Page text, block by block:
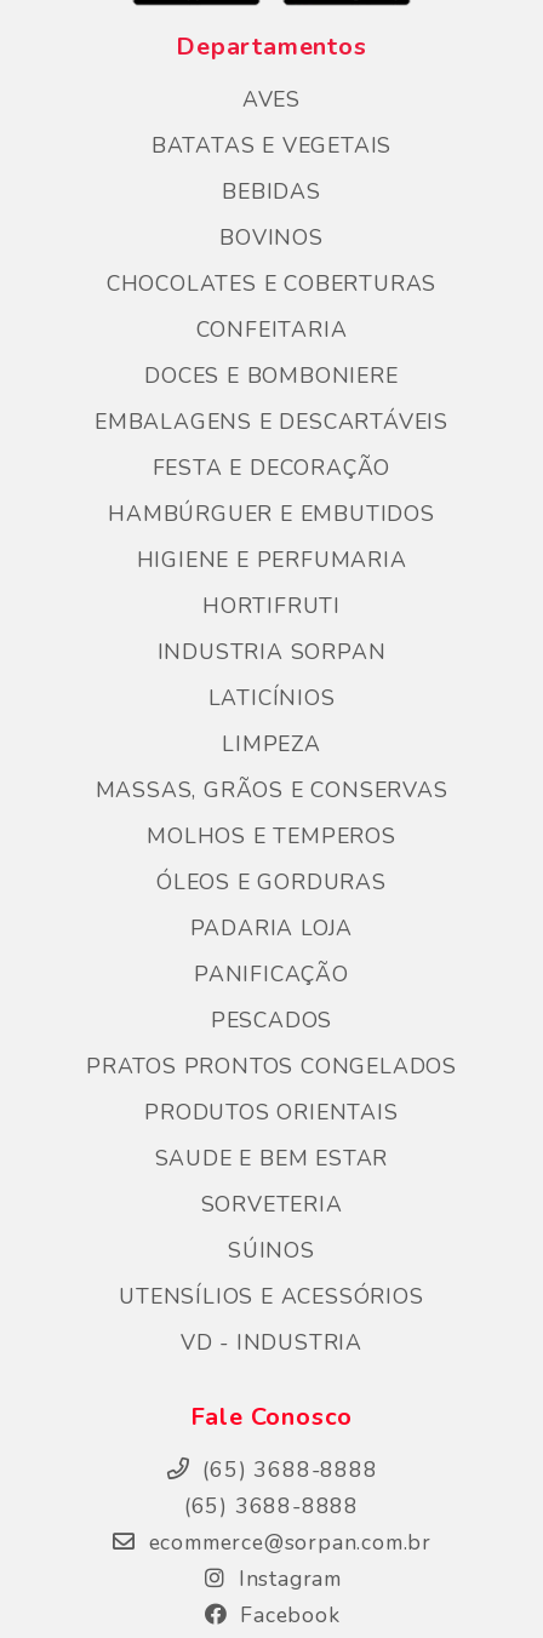
Departamentos
AVES
BATATAS E VEGETAIS
BEBIDAS
BOVINOS
CHOCOLATES E COBERTURAS
CONFEITARIA
DOCES E BOMBONIERE
EMBALAGENS E DESCARTÁVEIS
FESTA E DECORAÇÃO
HAMBÚRGUER E EMBUTIDOS
HIGIENE E PERFUMARIA
HORTIFRUTI
INDUSTRIA SORPAN
LATICÍNIOS
LIMPEZA
MASSAS, GRÃOS E CONSERVAS
MOLHOS E TEMPEROS
ÓLEOS E GORDURAS
PADARIA LOJA
PANIFICAÇÃO
PESCADOS
PRATOS PRONTOS CONGELADOS
PRODUTOS ORIENTAIS
SAUDE E BEM ESTAR
SORVETERIA
SÚINOS
UTENSÍLIOS E ACESSÓRIOS
VD - INDUSTRIA
Fale Conosco
(65) 3688-8888
(65) 3688-8888
ecommerce@sorpan.com.br
Instagram
Facebook